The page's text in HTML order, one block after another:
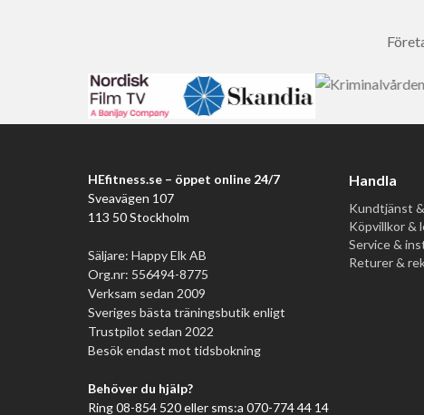
HEfitness.se – öppet online 24/7
Sveavägen 107
113 50 Stockholm
Säljare: Happy Elk AB
Org.nr: 556494-8775
Verksam sedan 2009
Sveriges bästa träningsbutik enligt
Trustpilot sedan 2022
Besök endast mot tidsbokning
Behöver du hjälp?
Ring 08-854 520 eller sms:a 070-774 44 14
Handla
Kundtjänst
Köpvillkor &
Service &
Returer &